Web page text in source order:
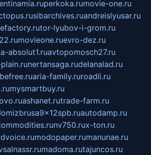
perkoka.rumovie-one.ru
sibarchives.ruandreislyusar.ru
tor-lyubov-i-grom.ru
movieone.ruevro-dez.ru
absolut1.ruavtopomosch27.ru
nertansaga.rudelanalad.ru
aria-family.ruroadli.ru
mysmartbuy.ru
ashanet.rutrade-farm.ru
autodamp.ru
nv750.rux-ton.ru
modopaper.rumanunae.ru
madoma.rutajuncos.ru